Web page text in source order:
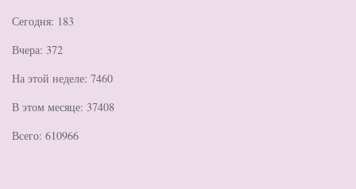
Сегодня: 183
Вчера: 372
На этой неделе: 7460
В этом месяце: 37408
Всего: 610966